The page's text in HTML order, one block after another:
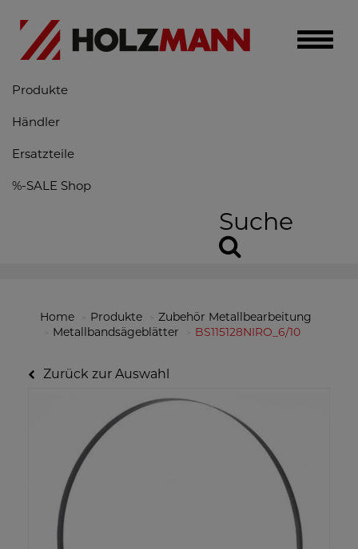
Toggle
Produkte
Händler
Ersatzteile
%-SALE Shop
Suche
Home Produkte
Zubehör Metallbearbeitung
Metallbandsägeblätter
BS115128NIRO_6/10
Zurück zur Auswahl